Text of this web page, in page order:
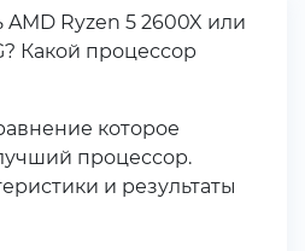
Ryzen 5 2600X или
Какой процессор
процессор.
и результаты